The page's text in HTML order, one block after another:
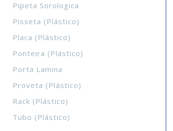
Pipeta Sorologica
Pisseta (plástico)
Placa (plástico)
Ponteira (plástico)
Porta Lamina
Proveta (plástico)
Rack (plástico)
Tubo (plástico)